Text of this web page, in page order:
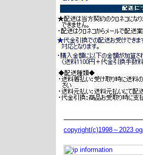
copyright(c)1998～2023